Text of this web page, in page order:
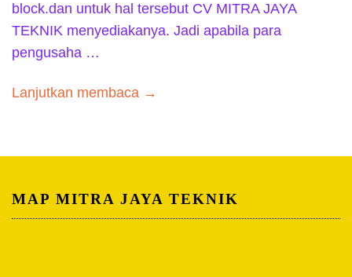
block.dan untuk hal tersebut CV MITRA JAYA
TEKNIK menyediakanya. Jadi apabila para
pengusaha …
Lanjutkan membaca →
MAP MITRA JAYA TEKNIK